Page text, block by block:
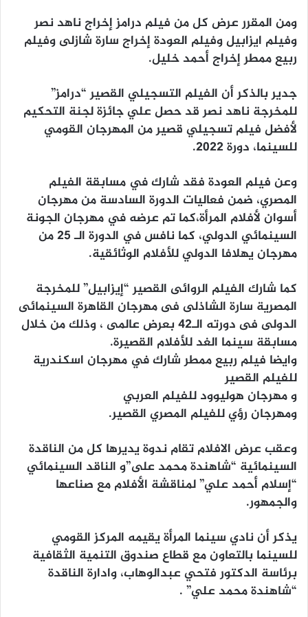
ومن المقرر عرض كل من فيلم درامز إخراج ناهد نصر
وفيلم ايزابيل وفيلم العودة إخراج سارة شازلى وفيلم
ربيع ممطر إخراج أحمد خليل.
جدير بالذكر أن الفيلم التسجيلي القصير “درامز”
للمخرجة ناهد نصر قد حصل علي جائزة لجنة التحكيم
لأفضل فيلم تسجيلي قصير من المهرجان القومي
للسينما، دورة ٢٠٢٢.
وعن فيلم العودة فقد شارك في مسابقة الفيلم
المصري، ضمن فعاليات الدورة السادسة من مهرجان
أسوان لأفلام المرأة،كما تم عرضه في مهرجان الجونة
السينمائي الدولي، كما نافس في الدورة الـ 25 من
مهرجان يهلافا الدولي للأفلام الوثائقية.
كما شارك الفيلم الروائى القصير “إيزابيل” للمخرجة
المصرية سارة الشاذلى فى مهرجان القاهرة السينمائى
الدولى فى دورته الـ42 بعرض عالمى ، وذلك من خلال
مسابقة سينما الغد للأفلام القصيرة.
وايضا فيلم ربيع ممطر شارك في مهرجان اسكندرية
للفيلم القصير
و مهرجان هوليوود للفيلم العربي
ومهرجان رؤي للفيلم المصري القصير.
وعقب عرض الافلام تقام ندوة يديرها كل من الناقدة
السينمائية “شاهندة محمد على”و الناقد السينمائي
“إسلام أحمد علي” لمناقشة الأفلام مع صناعها
والجمهور.
يذكر أن نادي سينما المرأة يقيمه المركز القومي
للسينما بالتعاون مع قطاع صندوق التنمية الثقافية
برئاسة الدكتور فتحي عبدالوهاب، وادارة الناقدة
“شاهندة محمد علي” .